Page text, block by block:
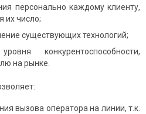
персонально каждому клиенту,
их число;
существующих технологий;
конкурентоспособности,
на рынке.
вызова оператора на линии, т.к.